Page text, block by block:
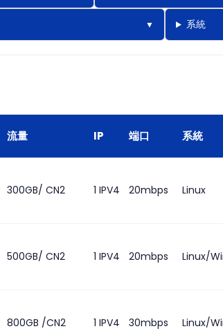
系統
流量 IP 端口 系統
300GB/ CN2 1 IPV4 20mbps Linux
500GB/ CN2 1 IPV4 20mbps Linux/
800GB /CN2 1 IPV4 30mbps Linux/